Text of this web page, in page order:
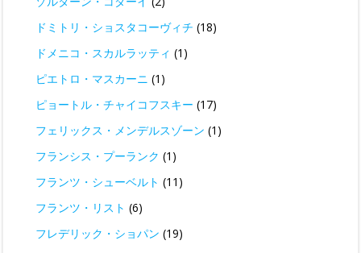
ドミトリ・ショスタコーヴィチ (18)
ドメニコ・スカルラッティ (1)
ピエトロ・マスカーニ (1)
ピョートル・チャイコフスキー (17)
フェリックス・メンデルスゾーン (1)
フランシス・プーランク (1)
フランツ・シューベルト (11)
フランツ・リスト (6)
フレデリック・ショパン (19)